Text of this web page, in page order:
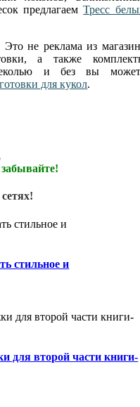
предлагаемТресс
не реклама из
а также
и без вы
для кукол.
стильное и
для второй части книги-